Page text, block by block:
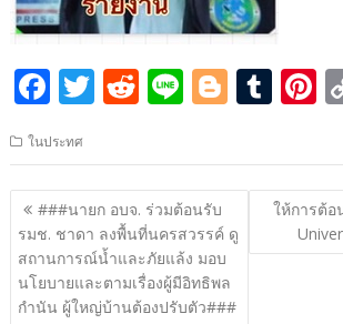
F
e
b
o
o
k
T
itt
er
R
d
di
t
Li
e
Bl
g
g
er
T
m
bl
r
e
ในประทศ
แนะแนว
เรื่อง
###นายก อบจ. ร่วมต้อนรับ
รมช. ชาดา ลงพื้นที่นครสวรรค์ ดู
สถานการณ์น้ำและภัยแล้ง มอบ
นโยบายและตามเรื่องผู้มีอิทธิพล
กำนัน ผู้ใหญ่บ้านต้องปรับตัว###
ให้การต้อ